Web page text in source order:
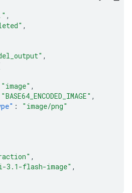
,
,
,
"image" ,
"BASE64_ENCODED_IMAGE" ,
:
"image/png"
,
3.1-flash-image" ,